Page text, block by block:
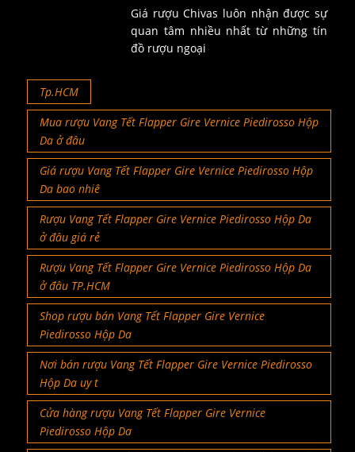
Giá rượu Chivas luôn nhận được sự
quan tâm nhiều nhất từ những tín
đồ rượu ngoại
Tp.HCM
Mua rượu Vang Tết Flapper Gire Vernice Piedirosso Hộp
Da ở đâu
Giá rượu Vang Tết Flapper Gire Vernice Piedirosso Hộp
Da bao nhiê
Rượu Vang Tết Flapper Gire Vernice Piedirosso Hộp Da
ở đâu giá rẻ
Rượu Vang Tết Flapper Gire Vernice Piedirosso Hộp Da
ở đâu TP.HCM
Shop rượu bán Vang Tết Flapper Gire Vernice
Piedirosso Hộp Da
Nơi bán rượu Vang Tết Flapper Gire Vernice Piedirosso
Hộp Da uy t
Cửa hàng rượu Vang Tết Flapper Gire Vernice
Piedirosso Hộp Da